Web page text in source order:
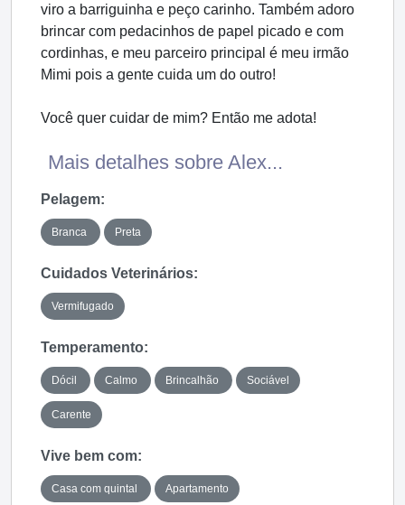
viro a barriguinha e peço carinho. Também adoro
brincar com pedacinhos de papel picado e com
cordinhas, e meu parceiro principal é meu irmão
Mimi pois a gente cuida um do outro!
Você quer cuidar de mim? Então me adota!
Mais detalhes sobre Alex...
Pelagem:
Branca Preta
Cuidados Veterinários:
Vermifugado
Temperamento:
Dócil Calmo Brincalhão Sociável
Carente
Vive bem com:
Casa com quintal Apartamento